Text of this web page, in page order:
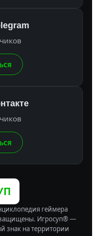
геймера
защищены. Игросуп® —
знак на территории